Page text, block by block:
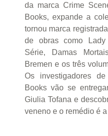
da marca Crime
Books, expande a
tornou marca
de obras como
Série, Damas
Bremen e os três
Os investigadores
Books vão se
Giulia Tofana e
veneno e o remédio é